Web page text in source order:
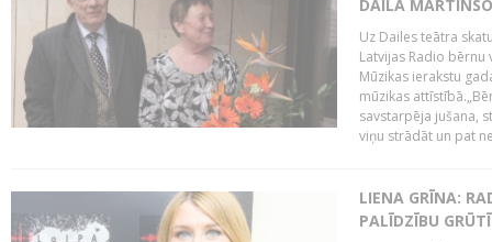
DAILA
Uz Dailes teātra
Latvijas Radio
Mūzikas ierakstu
mūzikas
savstarpēja jušana,
viņu strādāt un pat
LIENA GRĪNA:
PALĪDZĪBU